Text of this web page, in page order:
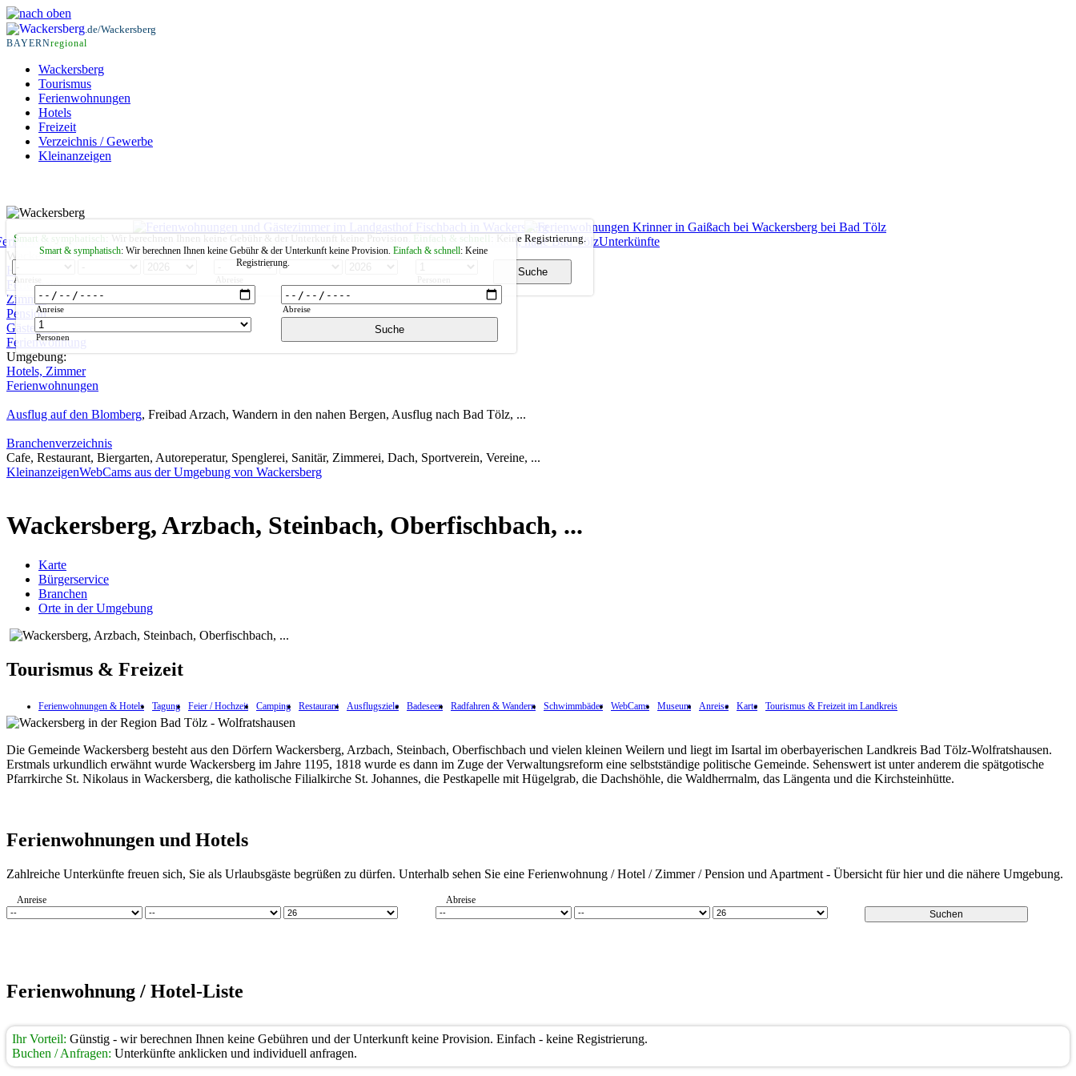
.de/Wackersberg
BAYERNregional
Wackersberg
Tourismus
Ferienwohnungen
Hotels
Freizeit
Verzeichnis / Gewerbe
Kleinanzeigen
Smart & symphatisch : Wir berechnen Ihnen keine Gebühr & der Unterkunft keine Provision. Einfach & schnell : Keine Registrierung.
Anreise
Smart & symphatisch: Wir berechnen Ihnen keine Gebühr & der Unterkunft keine Provision. Einfach & schnell: Keine
Registrierung.
Anreise Abreise
Personen
Unterkünfte
Wackersberg:
Hotel
Ferienhaus
Zimmer
Pension
Gästehaus
Ferienwohnung
Umgebung:
Hotels, Zimmer
Ferienwohnungen
Ausflug auf den Blomberg, Freibad Arzach, Wandern in den nahen Bergen, Ausflug nach Bad Tölz, ...
Branchenverzeichnis
Cafe, Restaurant, Biergarten, Autoreperatur, Spenglerei, Sanitär, Zimmerei, Dach, Sportverein, Vereine, ...
KleinanzeigenWebCams aus der Umgebung von Wackersberg
Wackersberg, Arzbach, Steinbach, Oberfischbach, ...
Karte
Bürgerservice
Branchen
Orte in der Umgebung
Tourismus & Freizeit
Ferienwohnungen & Hotels Tagung Feier / Hochzeit Camping Restaurant Ausflugsziele Badeseen Radfahren & Wandern Schwimmbäder WebCams Museum Anreise Karte Tourismus & Freizeit im Landkreis
Die Gemeinde Wackersberg besteht aus den Dörfern Wackersberg, Arzbach, Steinbach, Oberfischbach und vielen kleinen Weilern und liegt im Isartal im oberbayerischen Landkreis Bad Tölz-Wolfratshausen.
Erstmals urkundlich erwähnt wurde Wackersberg im Jahre 1195, 1818 wurde es dann im Zuge der Verwaltungsreform eine selbstständige politische Gemeinde. Sehenswert ist unter anderem die spätgotische
Pfarrkirche St. Nikolaus in Wackersberg, die katholische Filialkirche St. Johannes, die Pestkapelle mit Hügelgrab, die Dachshöhle, die Waldherrnalm, das Längenta und die Kirchsteinhütte.
Ferienwohnungen und Hotels
Zahlreiche Unterkünfte freuen sich, Sie als Urlaubsgäste begrüßen zu dürfen. Unterhalb sehen Sie eine Ferienwohnung / Hotel / Zimmer / Pension und Apartment - Übersicht für hier und die nähere Umgebung.
Ferienwohnung / Hotel-Liste
Ihr Vorteil: Günstig - wir berechnen Ihnen keine Gebühren und der Unterkunft keine Provision. Einfach - keine Registrierung.
Buchen / Anfragen: Unterkünfte anklicken und individuell anfragen.